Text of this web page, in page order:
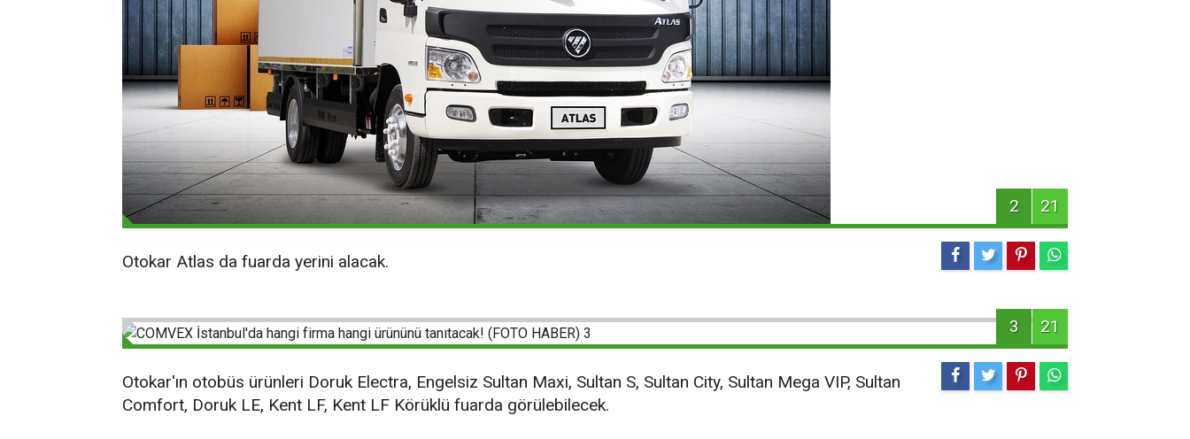
2 21
Otokar Atlas da fuarda yerini alacak.
3 21
Otokar'ın otobüs ürünleri Doruk Electra, Engelsiz Sultan Maxi, Sultan S, Sultan City, Sultan Mega VIP, Sultan
Comfort, Doruk LE, Kent LF, Kent LF Körüklü fuarda görülebilecek.